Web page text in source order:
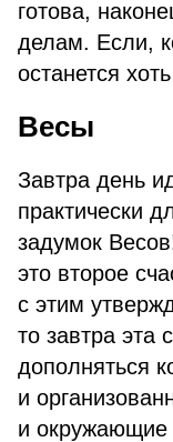
готова,
делам. Если,
останется
Весы
Завтра день
практически
задумок
это второе
с этим
то завтра эта
дополняться
и
и окружающие